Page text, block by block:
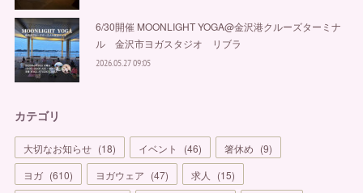
6/30開催 MOONLIGHT YOGA@金沢港クルーズターミナ
ル 金沢市ヨガスタジオ リブラ
2026.05.27 09:05
カテゴリ
大切なお知らせ (18) イベント (46) 箸休め (9)
ヨガ (610) ヨガウェア (47) 求人 (15)